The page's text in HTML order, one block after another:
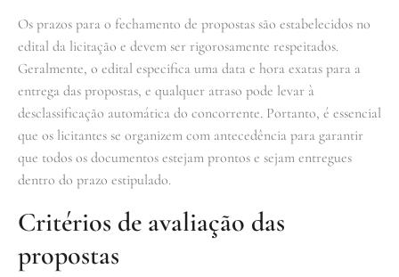
Os prazos para o fechamento de propostas são estabelecidos no
edital da licitação e devem ser rigorosamente respeitados.
Geralmente, o edital especifica uma data e hora exatas para a
entrega das propostas, e qualquer atraso pode levar à
desclassificação automática do concorrente. Portanto, é essencial
que os licitantes se organizem com antecedência para garantir
que todos os documentos estejam prontos e sejam entregues
dentro do prazo estipulado.
Critérios de avaliação das
propostas